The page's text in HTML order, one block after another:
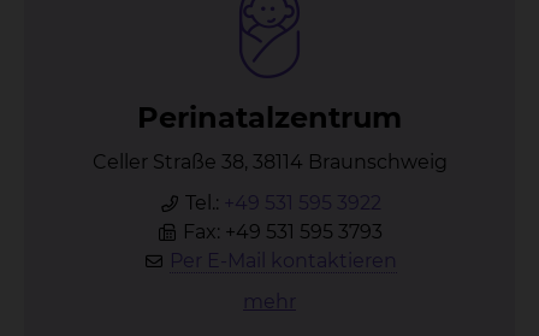
Pe­ri­na­ta­l­zen­trum
Celler Straße 38, 38114 Braunschweig
Tel.: +49 531 595 3922
Fax: +49 531 595 3793
Per E-Mail kontaktieren
mehr